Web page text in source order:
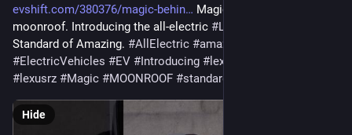
evshift.com/380376/magic-behin
Magic behind the
moonroof. Introducing the all-electric #LexusRZ
Standard of Amazing. #AllElectric #amazing
#ElectricVehicles #EV #Introducing # lexus
# lexusrz #Magic #MOONROOF #standard
Hide